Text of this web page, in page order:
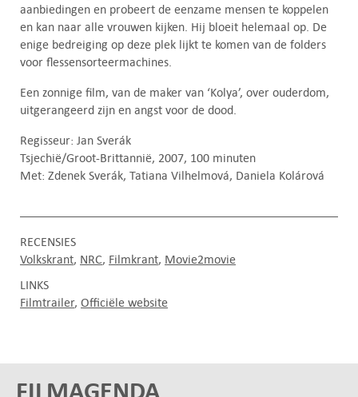
aanbiedingen en probeert de eenzame mensen te koppelen
en kan naar alle vrouwen kijken. Hij bloeit helemaal op. De
enige bedreiging op deze plek lijkt te komen van de folders
voor flessensorteermachines.
Een zonnige film, van de maker van ‘Kolya’, over ouderdom,
uitgerangeerd zijn en angst voor de dood.
Regisseur: Jan Sverák
Tsjechië/Groot-Brittannië, 2007, 100 minuten
Met: Zdenek Sverák, Tatiana Vilhelmová, Daniela Kolárová
RECENSIES
Volkskrant NRC Filmkrant Movie2movie
LINKS
Filmtrailer Officiële website